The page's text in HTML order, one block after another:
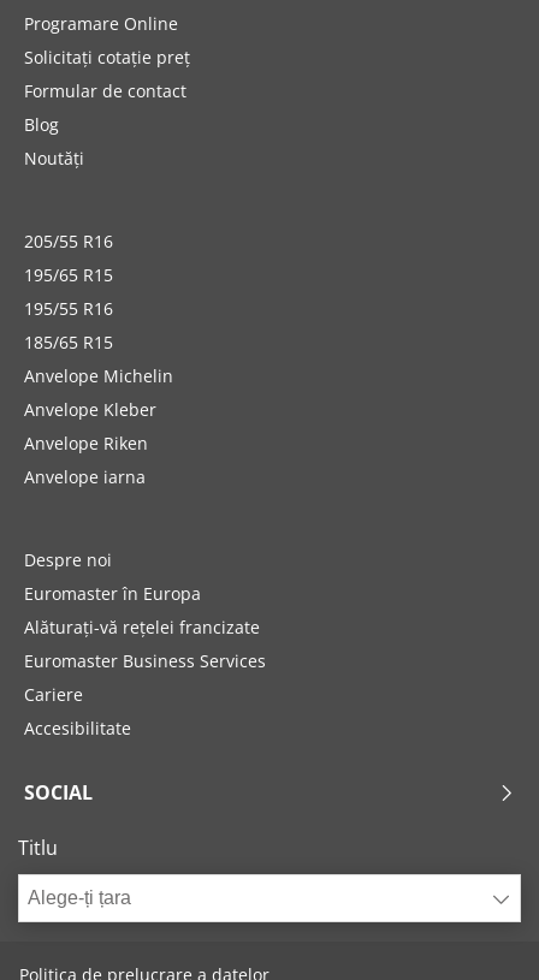
Programare Online
Solicitați cotație preț
Formular de contact
Blog
Noutăți
205/55 R16
195/65 R15
195/55 R16
185/65 R15
Anvelope Michelin
Anvelope Kleber
Anvelope Riken
Anvelope iarna
Despre noi
Euromaster în Europa
Alăturați-vă rețelei francizate
Euromaster Business Services
Cariere
Accesibilitate
SOCIAL
Titlu
Alege-ți țara
Politica de prelucrare a datelor